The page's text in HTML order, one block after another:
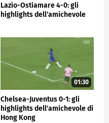
Lazio-Ostiamare 4-0: gli
highlights dell'amichevole
01:30
Chelsea-Juventus 0-1: gli
highlights dell'amichevole di
Hong Kong